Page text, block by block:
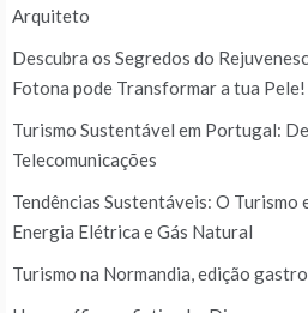
Arquiteto
Descubra os Segredos do
Fotona pode Transformar a tua Pele!
Turismo Sustentável em Portugal:
Telecomunicações
Tendências Sustentáveis: O Turismo
Energia Elétrica e Gás Natural
Turismo na Normandia, edição